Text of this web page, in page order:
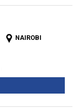
NAIROBI